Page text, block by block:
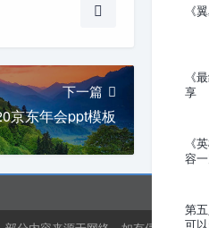
下一篇
京东年会ppt模板
《
《
享
《
容
第
可